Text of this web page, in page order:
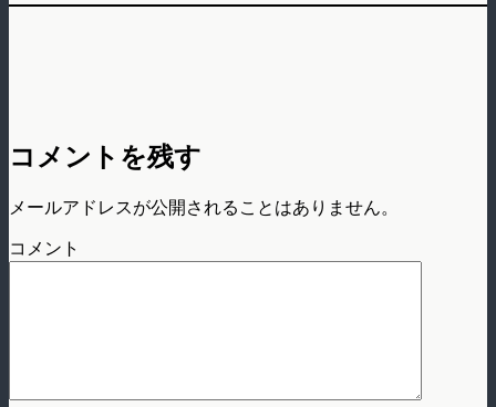
コメントを残す
メールアドレスが公開されることはありません。
コメント